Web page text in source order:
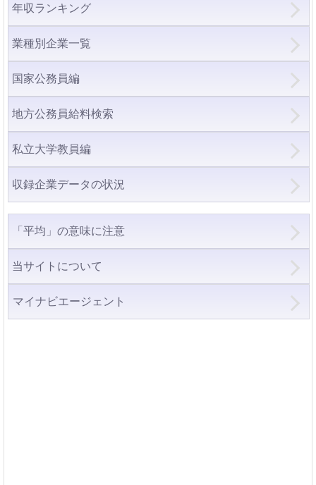
年収ランキング
業種別企業一覧
国家公務員編
地方公務員給料検索
私立大学教員編
収録企業データの状況
「平均」の意味に注意
当サイトについて
マイナビエージェント